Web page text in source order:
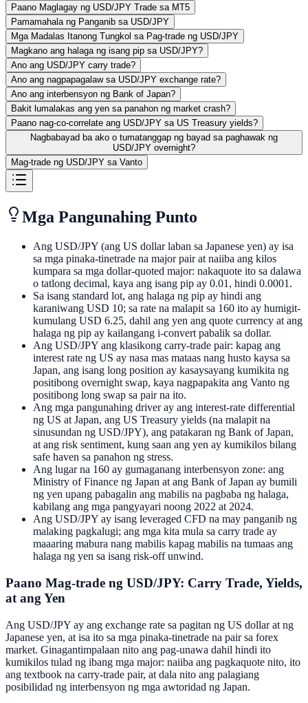
Paano Maglagay ng USD/JPY Trade sa MT5
Pamamahala ng Panganib sa USD/JPY
Mga Madalas Itanong Tungkol sa Pag-trade ng USD/JPY
Magkano ang halaga ng isang pip sa USD/JPY?
Ano ang USD/JPY carry trade?
Ano ang nagpapagalaw sa USD/JPY exchange rate?
Ano ang interbensyon ng Bank of Japan?
Bakit lumalakas ang yen sa panahon ng market crash?
Paano nag-co-correlate ang USD/JPY sa US Treasury yields?
Nagbabayad ba ako o tumatanggap ng bayad sa paghawak ng
USD/JPY overnight?
Mag-trade ng USD/JPY sa Vanto
Mga Pangunahing Punto
Ang USD/JPY (ang US dollar laban sa Japanese yen) ay isa
sa mga pinaka-tinetrade na major pair at naiiba ang kilos
kumpara sa mga dollar-quoted major: nakaquote ito sa dalawa
o tatlong decimal, kaya ang isang pip ay 0.01, hindi 0.0001.
Sa isang standard lot, ang halaga ng pip ay hindi ang
karaniwang USD 10; sa rate na malapit sa 160 ito ay humigit-
kumulang USD 6.25, dahil ang yen ang quote currency at ang
halaga ng pip ay kailangang i-convert pabalik sa dollar.
Ang USD/JPY ang klasikong carry-trade pair: kapag ang
interest rate ng US ay nasa mas mataas nang husto kaysa sa
Japan, ang isang long position ay kasaysayang kumikita ng
positibong overnight swap, kaya nagpapakita ang Vanto ng
positibong long swap sa pair na ito.
Ang mga pangunahing driver ay ang interest-rate differential
ng US at Japan, ang US Treasury yields (na malapit na
sinusundan ng USD/JPY), ang patakaran ng Bank of Japan,
at ang risk sentiment, kung saan ang yen ay kumikilos bilang
safe haven sa panahon ng stress.
Ang lugar na 160 ay gumaganang interbensyon zone: ang
Ministry of Finance ng Japan at ang Bank of Japan ay bumili
ng yen upang pabagalin ang mabilis na pagbaba ng halaga,
kabilang ang mga pangyayari noong 2022 at 2024.
Ang USD/JPY ay isang leveraged CFD na may panganib ng
malaking pagkalugi; ang mga kita mula sa carry trade ay
maaaring mabura nang mabilis kapag mabilis na tumaas ang
halaga ng yen sa isang risk-off unwind.
Paano Mag-trade ng USD/JPY: Carry Trade, Yields,
at ang Yen
Ang USD/JPY ay ang exchange rate sa pagitan ng US dollar at ng
Japanese yen, at isa ito sa mga pinaka-tinetrade na pair sa forex
market. Ginagantimpalaan nito ang pag-unawa dahil hindi ito
kumikilos tulad ng ibang mga major: naiiba ang pagkaquote nito, ito
ang textbook na carry-trade pair, at dala nito ang palagiang
posibilidad ng interbensyon ng mga awtoridad ng Japan.